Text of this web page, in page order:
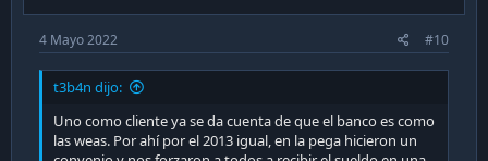
4 Mayo 2022 #10
t3b4n dijo:
Uno como cliente ya se da cuenta de que el banco es como
las weas. Por ahí por el 2013 igual, en la pega hicieron un